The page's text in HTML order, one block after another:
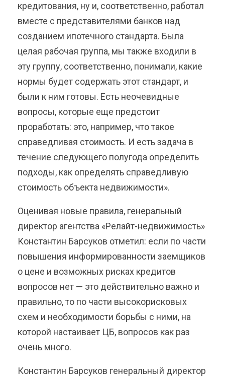
кредитования, ну и, соответственно, работал
вместе с представителями банков над
созданием ипотечного стандарта. Была
целая рабочая группа, мы также входили в
эту группу, соответственно, понимали, какие
нормы будет содержать этот стандарт, и
были к ним готовы. Есть неочевидные
вопросы, которые еще предстоит
проработать: это, например, что такое
справедливая стоимость. И есть задача в
течение следующего полугода определить
подходы, как определять справедливую
стоимость объекта недвижимости».
Оценивая новые правила, генеральный
директор агентства «Релайт-недвижимость»
Константин Барсуков отметил: если по части
повышения информированности заемщиков
о цене и возможных рисках кредитов
вопросов нет — это действительно важно и
правильно, то по части высокорисковых
схем и необходимости борьбы с ними, на
которой настаивает ЦБ, вопросов как раз
очень много.
Константин Барсуков генеральный директор